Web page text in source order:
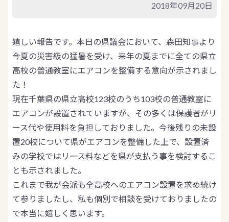
2018年09月20日
嬉しい報告です。本日の県議会において、森田知事より
今夏の災害級の猛暑を受け、来年の夏までに全ての県立
高校の普通教室にエアコンを整備する意向が示されまし
た！
現在千葉県の県立高校123校のうち103校の普通教室に
エアコンが設置されていますが、その多くは保護者がリ
ース代や使用料を負担しておりました。今後残りの未設
置20校について県がエアコンを整備した上で、設置済
みの学校ではリース料などを県が支払う事を検討するこ
とも示されました。
これまで我が会派も全高校へのエアコン設置を求め続け
て参りましたし、私も個別で相談を受けておりましたの
で本当に嬉しく思います。